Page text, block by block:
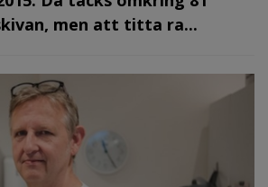
men att titta ra...